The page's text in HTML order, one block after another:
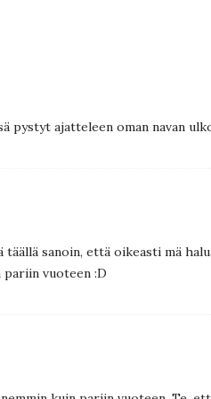
pystyt ajatteleen oman navan
sanoin, että oikeasti mä
vuoteen :D